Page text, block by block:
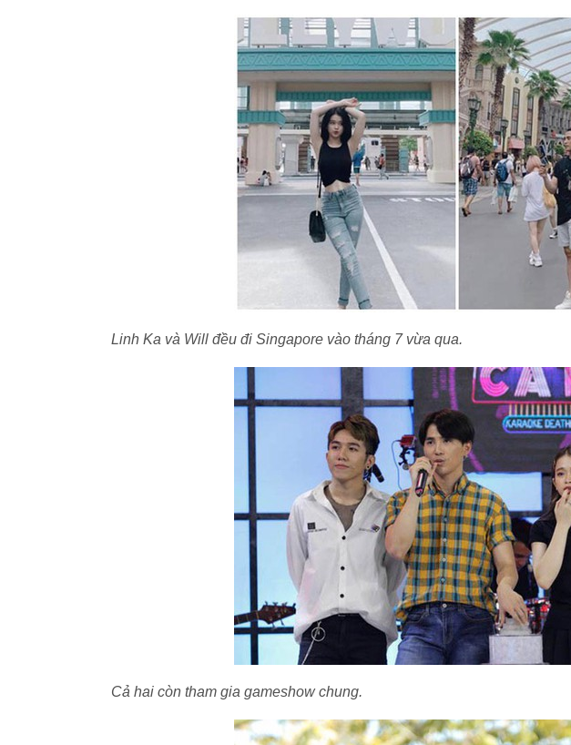
Linh Ka và Will đều đi Singapore vào tháng 7 vừa qua.
Cả hai còn tham gia gameshow chung.